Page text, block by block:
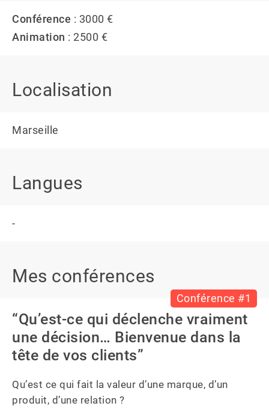
Conférence : 3000 €
Animation : 2500 €
Localisation
Marseille
Langues
-
Mes conférences
Conférence #1
“Qu’est-ce qui déclenche vraiment
une décision… Bienvenue dans la
tête de vos clients”
Qu’est ce qui fait la valeur d’une marque, d’un
produit, d’une relation ?